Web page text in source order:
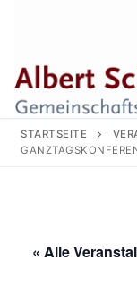
STARTSEITE
« Alle